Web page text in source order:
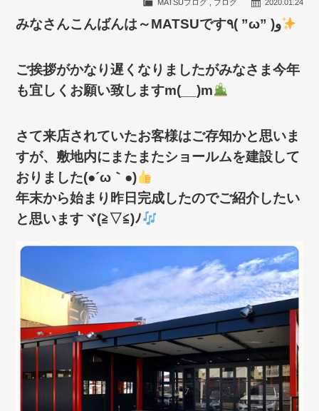
2020.01.24
MATSUブログ, ブログ
みなさんこんばんは～MATSUです٩( ”ω” )و
ご挨拶がかなり遅くなりましたがみなさま今年
も宜しくお願い致しますm(__)m
さて来店されていたお客様はご存知かと思いま
すが、敷地内にまたまたショールムを建設して
おりました(●´ω｀●)
年末から始まり昨日完成したのでご紹介したい
と思いますヾ(≧▽≦)ﾉ